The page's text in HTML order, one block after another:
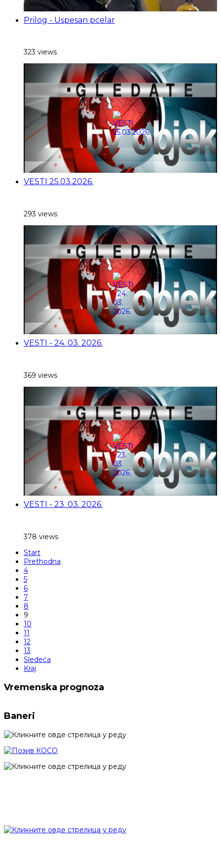
Prilog - Uspesan pcelar
323 views
VESTI 25.03.2026.
293 views
VESTI - 24. 03. 2026.
369 views
VESTI - 23. 03. 2026.
378 views
Start
Prethodna
4
5
6
7
8
9
10
11
12
13
Sledeća
Kraj
Vremenska prognoza
Baneri